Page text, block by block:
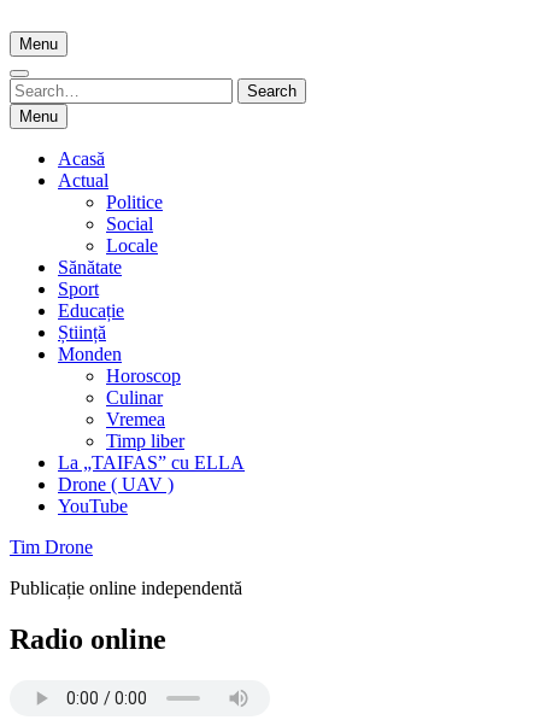
to
content
Menu
Search
for:
Search
Menu
Acasă
Actual
Politice
Social
Locale
Sănătate
Sport
Educație
Știință
Monden
Horoscop
Culinar
Vremea
Timp liber
La „TAIFAS” cu ELLA
Drone ( UAV )
YouTube
Tim Drone
Publicație online independentă
Radio online